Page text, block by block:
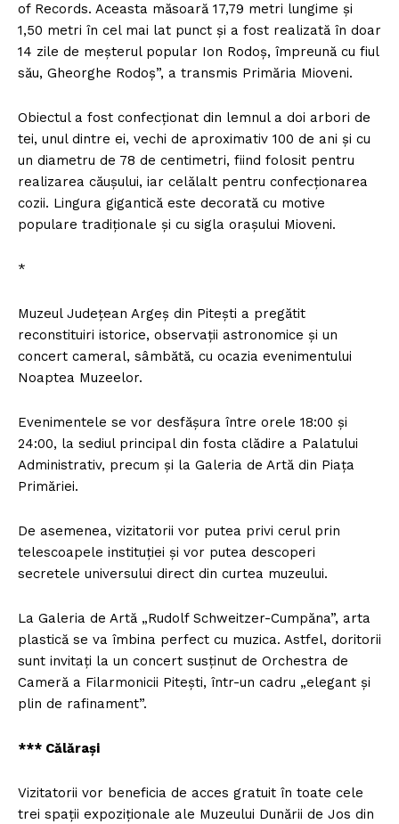
of Records. Aceasta măsoară 17,79 metri lungime şi
1,50 metri în cel mai lat punct şi a fost realizată în doar
14 zile de meşterul popular Ion Rodoş, împreună cu fiul
său, Gheorghe Rodoş”, a transmis Primăria Mioveni.
Obiectul a fost confecţionat din lemnul a doi arbori de
tei, unul dintre ei, vechi de aproximativ 100 de ani şi cu
un diametru de 78 de centimetri, fiind folosit pentru
realizarea căuşului, iar celălalt pentru confecţionarea
cozii. Lingura gigantică este decorată cu motive
populare tradiţionale şi cu sigla oraşului Mioveni.
*
Muzeul Judeţean Argeş din Piteşti a pregătit
reconstituiri istorice, observaţii astronomice şi un
concert cameral, sâmbătă, cu ocazia evenimentului
Noaptea Muzeelor.
Evenimentele se vor desfăşura între orele 18:00 şi
24:00, la sediul principal din fosta clădire a Palatului
Administrativ, precum şi la Galeria de Artă din Piaţa
Primăriei.
De asemenea, vizitatorii vor putea privi cerul prin
telescoapele instituţiei şi vor putea descoperi
secretele universului direct din curtea muzeului.
La Galeria de Artă „Rudolf Schweitzer-Cumpăna”, arta
plastică se va îmbina perfect cu muzica. Astfel, doritorii
sunt invitaţi la un concert susţinut de Orchestra de
Cameră a Filarmonicii Piteşti, într-un cadru „elegant şi
plin de rafinament”.
*** Călăraşi
Vizitatorii vor beneficia de acces gratuit în toate cele
trei spaţii expoziţionale ale Muzeului Dunării de Jos din